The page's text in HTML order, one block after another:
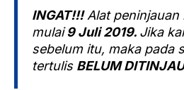
INGAT!!!Alat peninjauan
mulai9 Juli 2019. Jika
sebelum itu, maka pada
tertulis BELUM DITINJAU